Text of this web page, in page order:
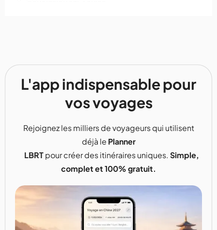
L'app indispensable pour
vos voyages
Rejoignez les milliers de voyageurs qui utilisent
déjà le Planner
LBRTpour créer des itinéraires uniques. Simple,
complet et 100% gratuit.